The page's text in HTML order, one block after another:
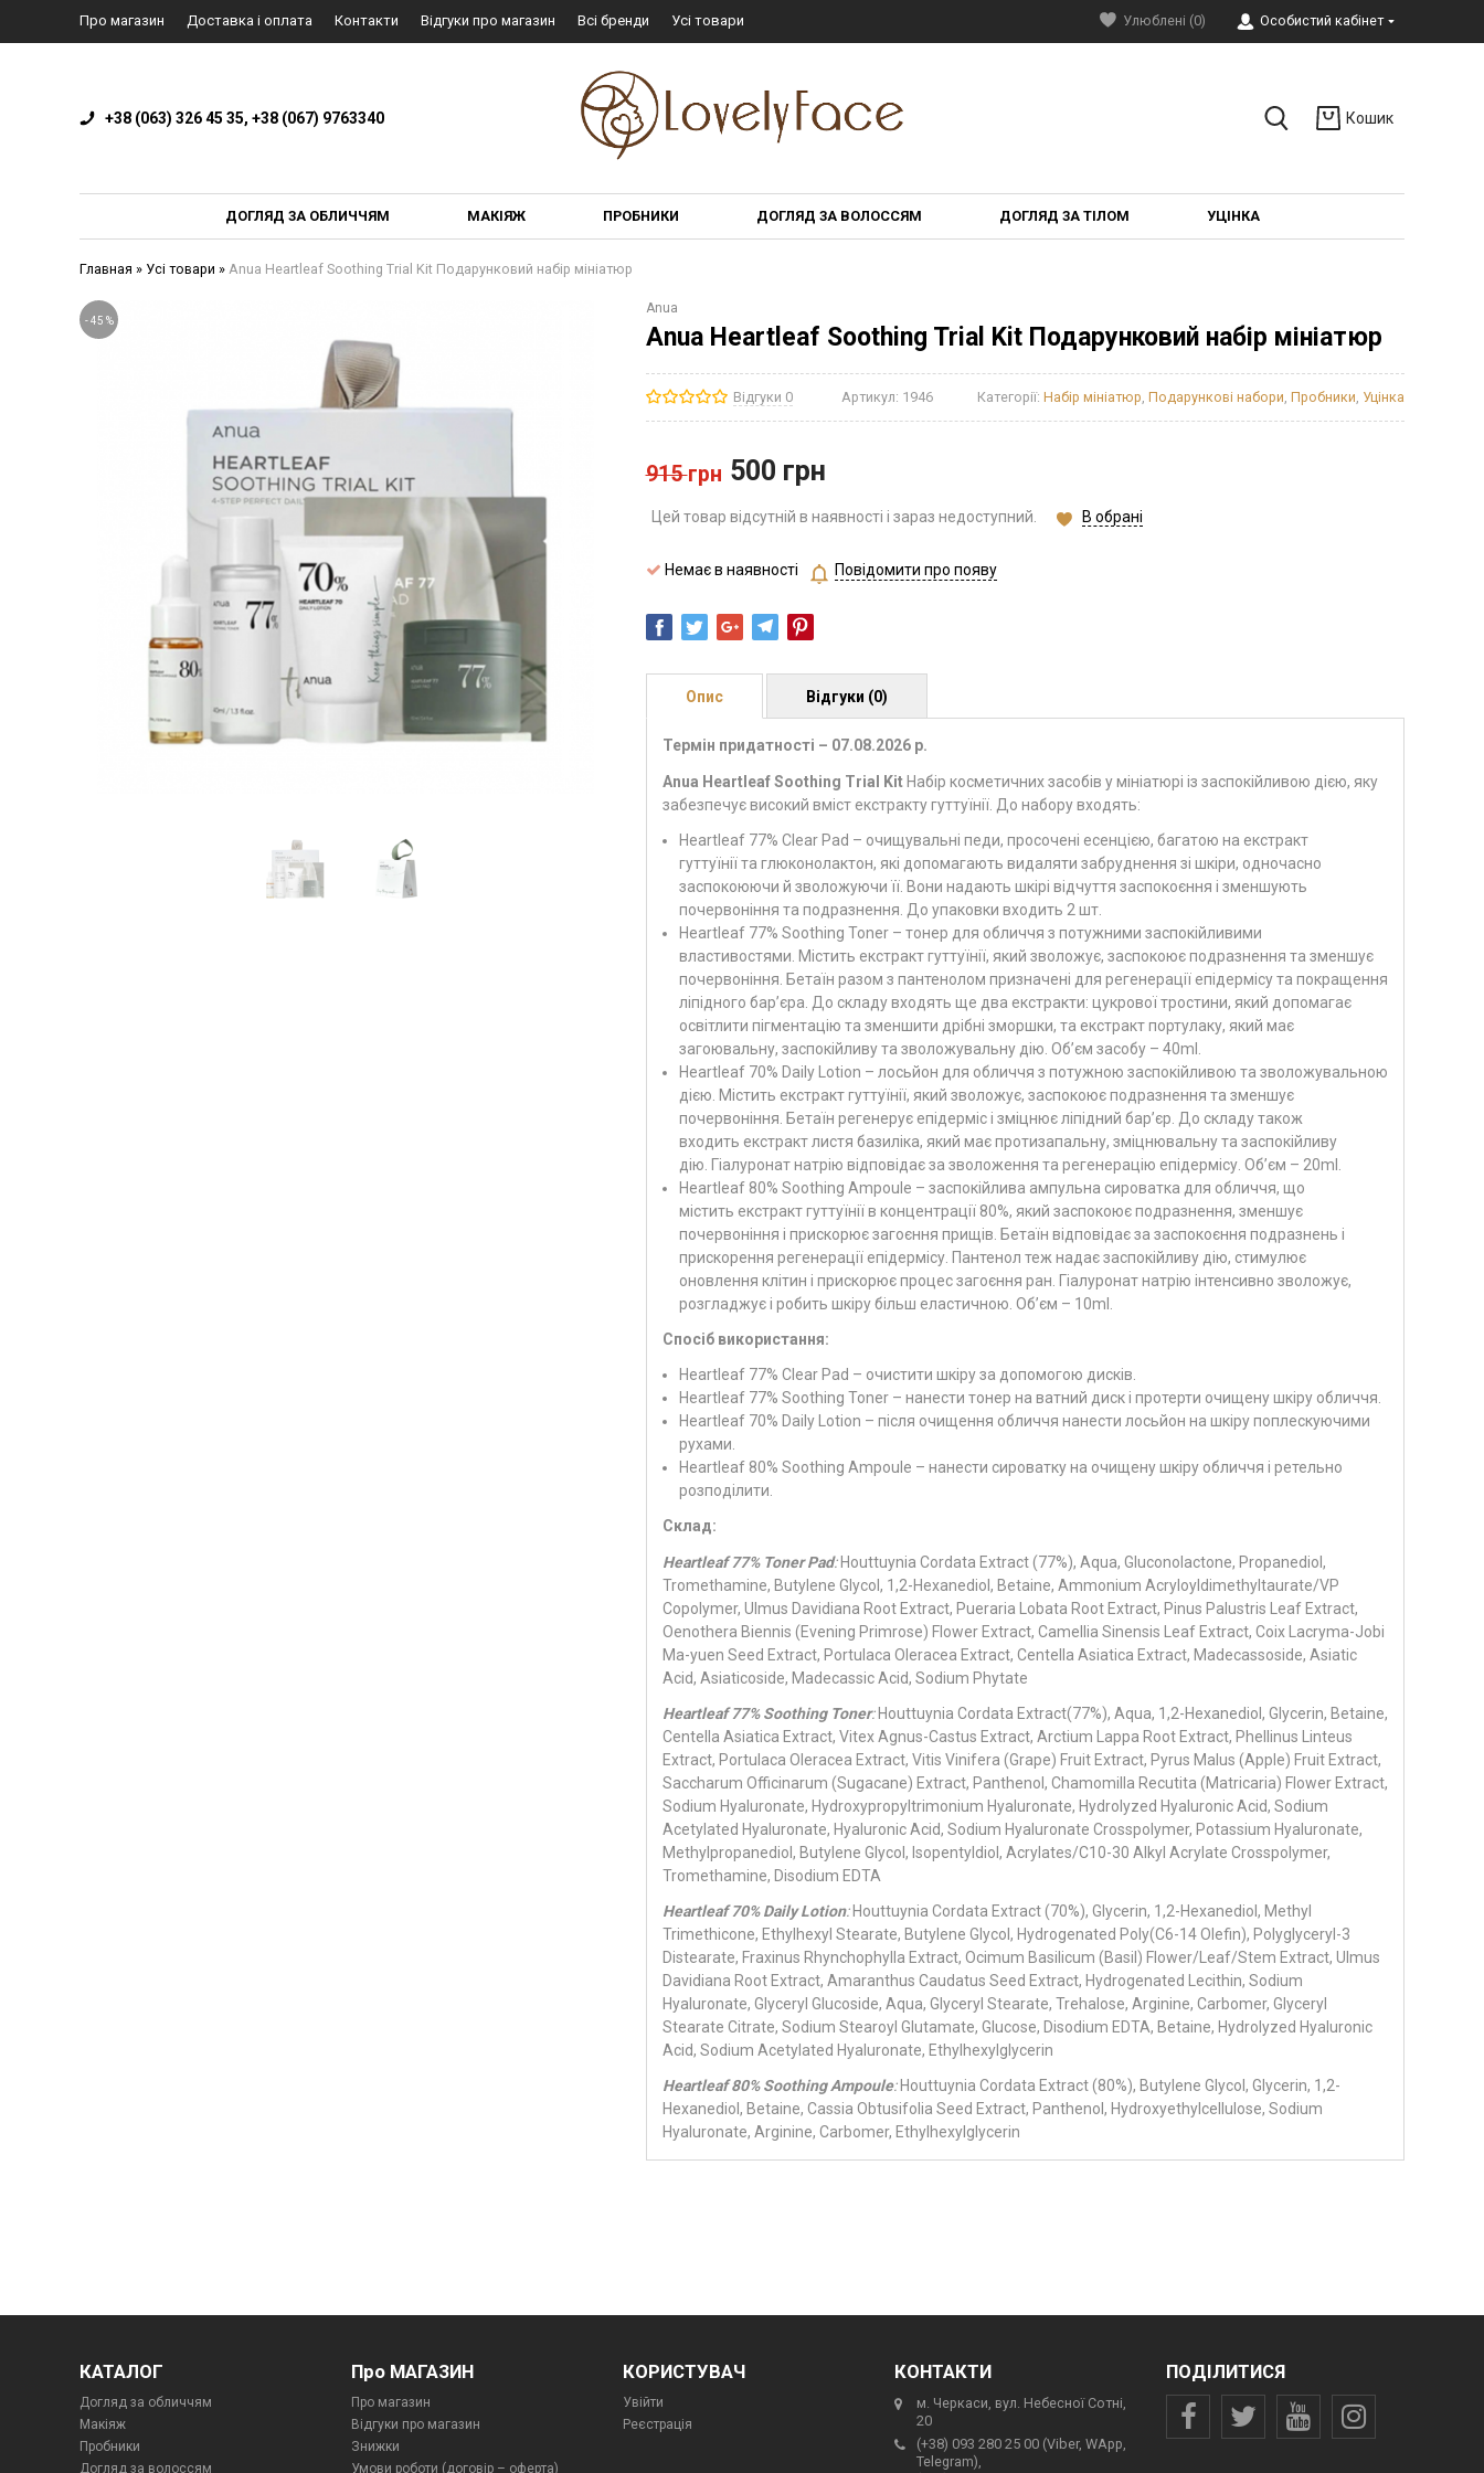
Про магазин Доставка і оплата Контакти Відгуки про магазин Всі бренди Усі товари Улюблені (0) Особистий кабінет
+38 (063) 326 45 35, +38 (067) 9763340 Кошик
ДОГЛЯД ЗА ОБЛИЧЧЯМ МАКІЯЖ ПРОБНИКИ ДОГЛЯД ЗА ВОЛОССЯМ ДОГЛЯД ЗА ТІЛОМ УЦІНКА
Главная » Усі товари » Anua Heartleaf Soothing Trial Kit Подарунковий набір мініатюр
-45 %
Anua
Anua Heartleaf Soothing Trial Kit Подарунковий набір мініатюр
Відгуки 0 Артикул: 1946 Категорії: Набір мініатюр Подарункові набори Пробники Уцінка
915грн 500 грн
Цей товар відсутній в наявності і зараз недоступний. В обрані
Немає в наявності Повідомити про появу
Опис
Термін придатності – 07.08.2026 р.
Anua Heartleaf Soothing Trial KitНабір косметичних засобів у мініатюрі із заспокійливою дією, яку
забезпечує високий вміст екстракту гуттуїнії. До набору входять:
Heartleaf 77% Clear Pad – очищувальні педи, просочені есенцією, багатою на екстракт
гуттуїнії та глюконолактон, які допомагають видаляти забруднення зі шкіри, одночасно
заспокоюючи й зволожуючи її. Вони надають шкірі відчуття заспокоєння і зменшують
почервоніння та подразнення. До упаковки входить 2 шт.
Heartleaf 77% Soothing Toner – тонер для обличчя з потужними заспокійливими
властивостями. Містить екстракт гуттуїнії, який зволожує, заспокоює подразнення та зменшує
почервоніння. Бетаїн разом з пантенолом призначені для регенерації епідермісу та покращення
ліпідного бар’єра. До складу входять ще два екстракти: цукрової тростини, який допомагає
освітлити пігментацію та зменшити дрібні зморшки, та екстракт портулаку, який має
загоювальну, заспокійливу та зволожувальну дію. Об’єм засобу – 40ml.
Heartleaf 70% Daily Lotion – лосьйон для обличчя з потужною заспокійливою та зволожувальною
дією. Містить екстракт гуттуїнії, який зволожує, заспокоює подразнення та зменшує
почервоніння. Бетаїн регенерує епідерміс і зміцнює ліпідний бар’єр. До складу також
входить екстракт листя базиліка, який має протизапальну, зміцнювальну та заспокійливу
дію. Гіалуронат натрію відповідає за зволоження та регенерацію епідермісу. Об’єм – 20ml.
Heartleaf 80% Soothing Ampoule – заспокійлива ампульна сироватка для обличчя, що
містить екстракт гуттуїнії в концентрації 80%, який заспокоює подразнення, зменшує
почервоніння і прискорює загоєння прищів. Бетаїн відповідає за заспокоєння подразнень і
прискорення регенерації епідермісу. Пантенол теж надає заспокійливу дію, стимулює
оновлення клітин і прискорює процес загоєння ран. Гіалуронат натрію інтенсивно зволожує,
розгладжує і робить шкіру більш еластичною. Об’єм – 10ml.
Спосіб використання:
Heartleaf 77% Clear Pad – очистити шкіру за допомогою дисків.
Heartleaf 77% Soothing Toner – нанести тонер на ватний диск і протерти очищену шкіру обличчя.
Heartleaf 70% Daily Lotion – після очищення обличчя нанести лосьйон на шкіру поплескуючими
рухами.
Heartleaf 80% Soothing Ampoule – нанести сироватку на очищену шкіру обличчя і ретельно
розподілити.
Склад:
Heartleaf 77% Toner Pad:Houttuynia Cordata Extract (77%), Aqua, Gluconolactone, Propanediol,
Tromethamine, Butylene Glycol, 1,2-Hexanediol, Betaine, Ammonium Acryloyldimethyltaurate/VP
Copolymer, Ulmus Davidiana Root Extract, Pueraria Lobata Root Extract, Pinus Palustris Leaf Extract,
Oenothera Biennis (Evening Primrose) Flower Extract, Camellia Sinensis Leaf Extract, Coix Lacryma-Jobi
Ma-yuen Seed Extract, Portulaca Oleracea Extract, Centella Asiatica Extract, Madecassoside, Asiatic
Acid, Asiaticoside, Madecassic Acid, Sodium Phytate
Heartleaf 77% Soothing Toner: Houttuynia Cordata Extract(77%), Aqua, 1,2-Hexanediol, Glycerin, Betaine,
Centella Asiatica Extract, Vitex Agnus-Castus Extract, Arctium Lappa Root Extract, Phellinus Linteus
Extract, Portulaca Oleracea Extract, Vitis Vinifera (Grape) Fruit Extract, Pyrus Malus (Apple) Fruit Extract,
Saccharum Officinarum (Sugacane) Extract, Panthenol, Chamomilla Recutita (Matricaria) Flower Extract,
Sodium Hyaluronate, Hydroxypropyltrimonium Hyaluronate, Hydrolyzed Hyaluronic Acid, Sodium
Acetylated Hyaluronate, Hyaluronic Acid, Sodium Hyaluronate Crosspolymer, Potassium Hyaluronate,
Methylpropanediol, Butylene Glycol, Isopentyldiol, Acrylates/C10-30 Alkyl Acrylate Crosspolymer,
Tromethamine, Disodium EDTA
Heartleaf 70% Daily Lotion: Houttuynia Cordata Extract (70%), Glycerin, 1,2-Hexanediol, Methyl
Trimethicone, Ethylhexyl Stearate, Butylene Glycol, Hydrogenated Poly(C6-14 Olefin), Polyglyceryl-3
Distearate, Fraxinus Rhynchophylla Extract, Ocimum Basilicum (Basil) Flower/Leaf/Stem Extract, Ulmus
Davidiana Root Extract, Amaranthus Caudatus Seed Extract, Hydrogenated Lecithin, Sodium
Hyaluronate, Glyceryl Glucoside, Aqua, Glyceryl Stearate, Trehalose, Arginine, Carbomer, Glyceryl
Stearate Citrate, Sodium Stearoyl Glutamate, Glucose, Disodium EDTA, Betaine, Hydrolyzed Hyaluronic
Acid, Sodium Acetylated Hyaluronate, Ethylhexylglycerin
Heartleaf 80% Soothing Ampoule: Houttuynia Cordata Extract (80%), Butylene Glycol, Glycerin, 1,2-
Hexanediol, Betaine, Cassia Obtusifolia Seed Extract, Panthenol, Hydroxyethylcellulose, Sodium
Hyaluronate, Arginine, Carbomer, Ethylhexylglycerin
Відгуки (0)
КАТАЛОГ
Догляд за обличчям
Макіяж
Пробники
Догляд за волоссям
Про МАГАЗИН
Про магазин
Відгуки про магазин
Знижки
Умови роботи (договір – оферта)
КОРИСТУВАЧ
Увійти
Реєстрація
КОНТАКТИ
м. Черкаси, вул. Небесної Сотні,
20
(+38) 093 280 25 00 (Viber, WApp,
Telegram),
ПОДІЛИТИСЯ